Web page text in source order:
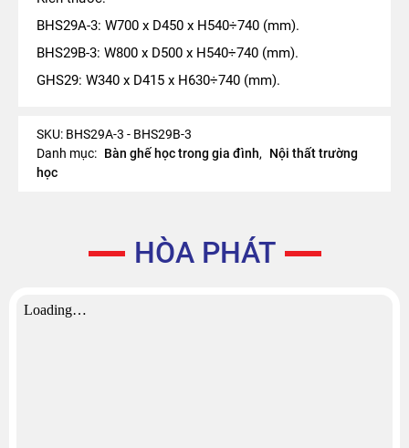
BHS29A-3: W700 x D450 x H540÷740 (mm).
BHS29B-3: W800 x D500 x H540÷740 (mm).
GHS29: W340 x D415 x H630÷740 (mm).
SKU: BHS29A-3 - BHS29B-3
Danh mục: Bàn ghế học trong gia đình,
Nội thất trường
học
HÒA PHÁT